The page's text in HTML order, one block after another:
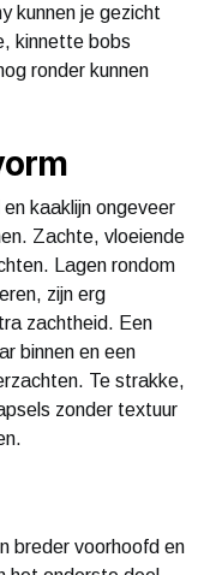
kunnen je gezicht
kinnette bobs
ronder kunnen
kaaklijn ongeveer
Zachte, vloeiende
Lagen rondom
zijn erg
zachtheid. Een
binnen en een
Te strakke,
zonder textuur
breder voorhoofd en